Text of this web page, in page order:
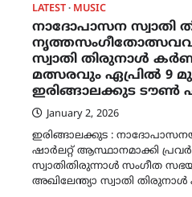
LATEST MUSIC
നാദോപാസന സ്വാതി
സ്വാതി തിരുനാൾ
മത്സരവും ഏപ്രിൽ 9
ഇരിങ്ങാലക്കുട ടൗൺ
January 2, 2026
ഇരിങ്ങാലക്കുട :
ഷാർലറ്റ് ആസ്ഥാനമാക്കി
സ്വാതിതിരുന്നാൾ സംഗീത
അഖിലേന്ത്യാ സ്വാതി